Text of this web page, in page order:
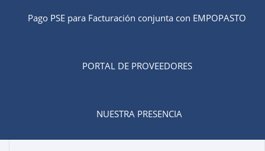
Pago PSE para Facturación conjunta con EMPOPASTO
PORTAL DE PROVEEDORES
NUESTRA PRESENCIA